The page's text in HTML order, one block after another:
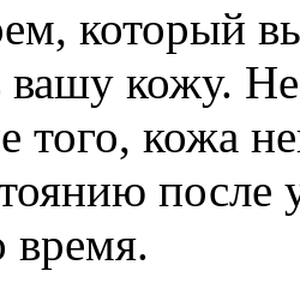
который
вашу кожу.
кожа
после
время.